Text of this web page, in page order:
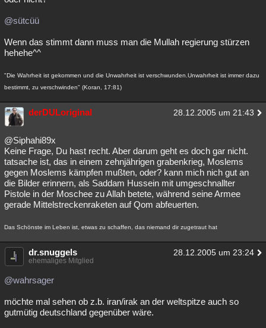
@sütcüü
Wenn das stimmt dann muss man die Mullah regierung stürzen
hehehe^^
"Die Wahrheit ist gekommen und die Unwahrheit ist verschwunden.Unwahrheit ist immer dazu
bestimmt, zu verschwinden" (Koran, 17:81)
derDULoriginal 28.12.2005 um 21:43
@Siphahi89x
Keine Frage, Du hast recht. Aber darum geht es doch gar nicht.
tatsache ist, das in einem zehnjährigen grabenkrieg, Moslems
gegen Moslems kämpfen mußten, oder? kann mich nich gut an
die Bilder erinnern, als Saddam Hussein mit umgeschnallter
Pistole in der Moschee zu Allah betete, während seine Armee
gerade Mittelstreckenraketen auf Qom abfeuerten.
Das Schönste im Leben ist, etwas zu schaffen, das niemand dir zugetraut hat
dr.snuggels 28.12.2005 um 23:24
ehemaliges Mitglied
@wahrsager
möchte mal sehen ob z.b. iran/irak an der weltspitze auch so
gutmütig deutschland gegenüber wäre.